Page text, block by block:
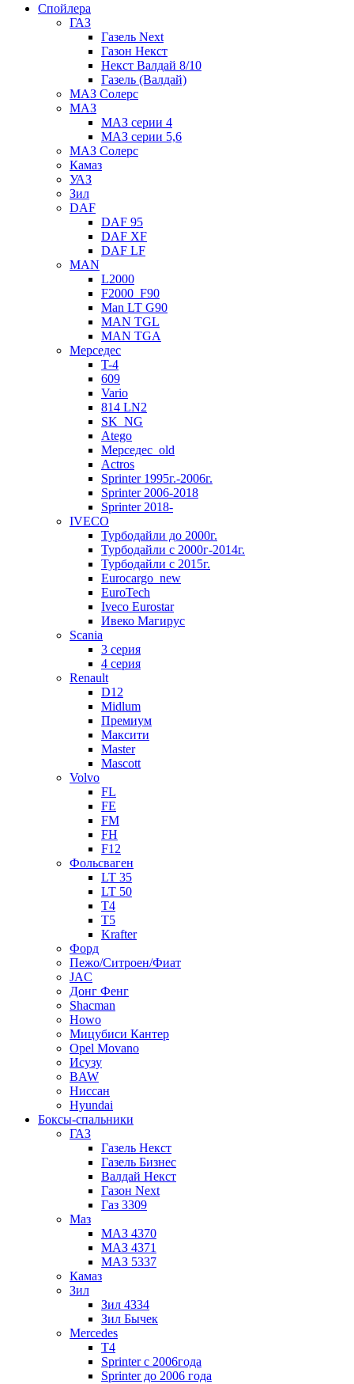
Спойлера
ГАЗ
Газель Next
Газон Некст
Некст Валдай 8/10
Газель (Валдай)
МАЗ Солерс
МАЗ
МАЗ серии 4
МАЗ серии 5,6
МАЗ Солерс
Камаз
УАЗ
Зил
DAF
DAF 95
DAF XF
DAF LF
MAN
L2000
F2000_F90
Man LT G90
MAN TGL
MAN TGA
Мерседес
T-4
609
Vario
814 LN2
SK_NG
Atego
Мерседес_old
Actros
Sprinter 1995г.-2006г.
Sprinter 2006-2018
Sprinter 2018-
IVECO
Турбодайли до 2000г.
Турбодайли с 2000г-2014г.
Турбодайли c 2015г.
Eurocargo_new
EuroTech
Iveco Eurostar
Ивеко Магирус
Scania
3 серия
4 серия
Renault
D12
Midlum
Премиум
Максити
Master
Mascott
Volvo
FL
FE
FM
FH
F12
Фольсваген
LT 35
LT 50
T4
T5
Krafter
Форд
Пежо/Ситроен/Фиат
JAC
Донг Фенг
Shacman
Howo
Мицубиси Кантер
Opel Movano
Исузу
BAW
Ниссан
Hyundai
Боксы-спальники
ГАЗ
Газель Некст
Газель Бизнес
Валдай Некст
Газон Next
Газ 3309
Маз
МАЗ 4370
МАЗ 4371
МАЗ 5337
Камаз
Зил
Зил 4334
Зил Бычек
Mercedes
Т4
Sprinter с 2006года
Sprinter до 2006 года